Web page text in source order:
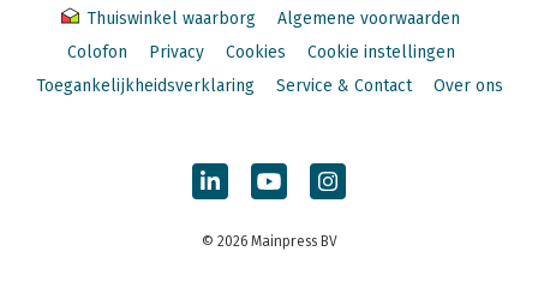
Thuiswinkel waarborg
Algemene voorwaarden
Colofon
Privacy Cookies
Cookie instellingen
Toegankelijkheidsverklaring
Service & Contact Over ons
© 2026 Mainpress BV